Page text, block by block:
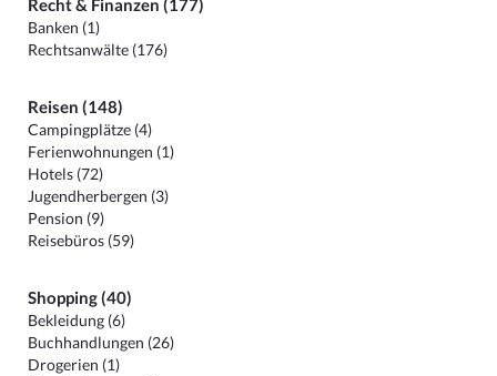
Recht & Finanzen (177)
Banken (1)
Rechtsanwälte (176)
Reisen (148)
Campingplätze (4)
Ferienwohnungen (1)
Hotels (72)
Jugendherbergen (3)
Pension (9)
Reisebüros (59)
Shopping (40)
Bekleidung (6)
Buchhandlungen (26)
Drogerien (1)